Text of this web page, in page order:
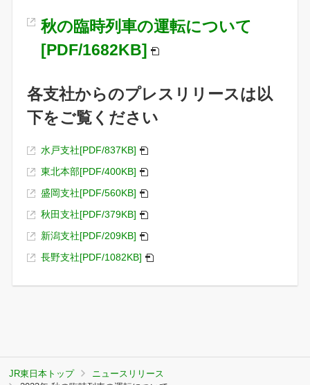
秋の臨時列車の運転について
[PDF/1682KB]
各支社からのプレスリリースは以
下をご覧ください
水戸支社[PDF/837KB]
東北本部[PDF/400KB]
盛岡支社[PDF/560KB]
秋田支社[PDF/379KB]
新潟支社[PDF/209KB]
長野支社[PDF/1082KB]
JR東日本トップ
ニュースリリース